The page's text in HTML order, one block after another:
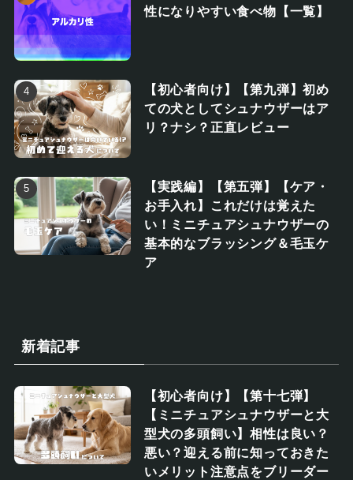
性になりやすい食べ物【一覧】
【初心者向け】【第九弾】初め
ての犬としてシュナウザーはア
リ？ナシ？正直レビュー
【実践編】【第五弾】【ケア・
お手入れ】これだけは覚えた
い！ミニチュアシュナウザーの
基本的なブラッシング＆毛玉ケ
ア
新着記事
【初心者向け】【第十七弾】
【ミニチュアシュナウザーと大
型犬の多頭飼い】相性は良い？
悪い？迎える前に知っておきた
いメリット注意点をブリーダー